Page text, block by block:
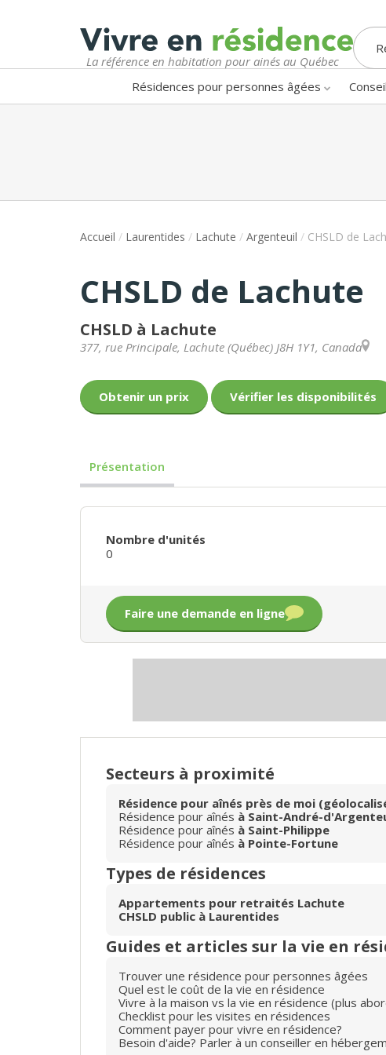
La référence en habitation pour ainés au Québec
Résidences pour personnes âgées
Accueil / Laurentides / Lachute / Argenteuil / CHSLD de
CHSLD de Lachute
CHSLD à Lachute
377, rue Principale, Lachute (Québec) J8H 1Y1, Canada
Obtenir un prix Vérifier les disponibilités
Présentation
Nombre d'unités
0
Faire une demande en ligne
Secteurs à proximité
Résidence pour aînés près de moi
Résidence pour aînés à Saint-André-
Résidence pour aînés à Saint-Philippe
Résidence pour aînés à Pointe-Fortune
Types de résidences
Appartements pour retraités Lachute
CHSLD public à Laurentides
Guides et articles sur la vie en
Trouver une résidence pour personnes âgées
Quel est le coût de la vie en résidence
Vivre à la maison vs la vie en résidence (plus
Checklist pour les visites en résidences
Comment payer pour vivre en résidence?
Besoin d'aide? Parler à un conseiller en